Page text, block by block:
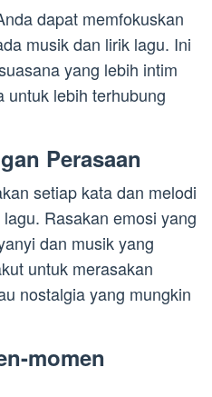
dapat memfokuskan
musik dan lirik lagu. Ini
yang lebih intim
untuk lebih terhubung
Perasaan
setiap kata dan melodi
Rasakan emosi yang
dan musik yang
untuk merasakan
nostalgia yang mungkin
momen